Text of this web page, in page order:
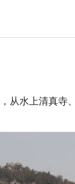
从水上清真